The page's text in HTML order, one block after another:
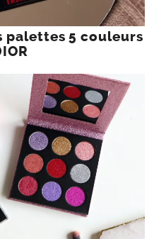
palettes 5 couleurs